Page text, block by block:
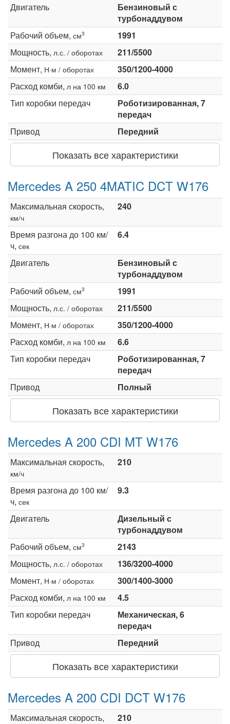
Двигатель
Бензиновый с
турбонаддувом
Рабочий объем, см3
1991
Мощность, л.с. / оборотах
211/5500
Момент, Н·м / оборотах
350/1200-4000
Расход комби, л на 100 км
6.0
Тип коробки передач
Роботизированная, 7
передач
Привод
Передний
Показать все характеристики
Mercedes A 250 4MATIC DCT W176
Максимальная скорость,
км/ч
240
Время разгона до 100 км/
ч, сек
6.4
Двигатель
Бензиновый с
турбонаддувом
Рабочий объем, см3
1991
Мощность, л.с. / оборотах
211/5500
Момент, Н·м / оборотах
350/1200-4000
Расход комби, л на 100 км
6.6
Тип коробки передач
Роботизированная, 7
передач
Привод
Полный
Показать все характеристики
Mercedes A 200 CDI MT W176
Максимальная скорость,
км/ч
210
Время разгона до 100 км/
ч, сек
9.3
Двигатель
Дизельный с
турбонаддувом
Рабочий объем, см3
2143
Мощность, л.с. / оборотах
136/3200-4000
Момент, Н·м / оборотах
300/1400-3000
Расход комби, л на 100 км
4.5
Тип коробки передач
Механическая, 6
передач
Привод
Передний
Показать все характеристики
Mercedes A 200 CDI DCT W176
Максимальная скорость, 210